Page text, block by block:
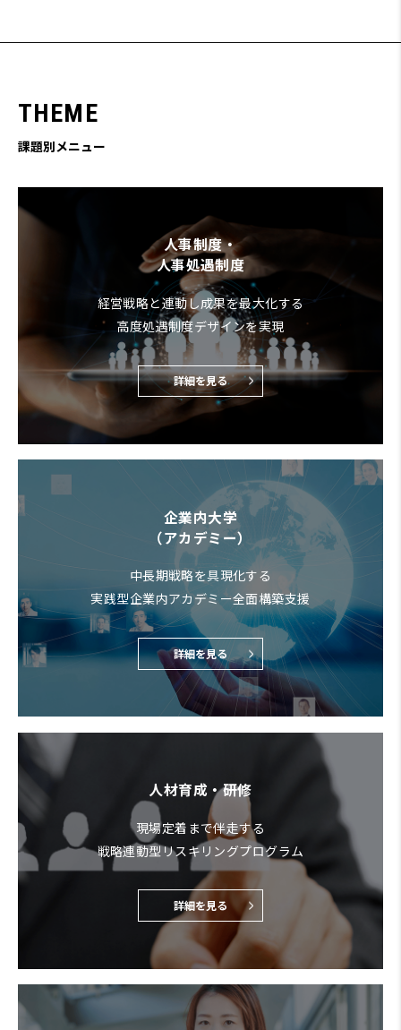
THEME
課題別メニュー
人事制度・
人事処遇制度
経営戦略と連動し成果を最大化する
高度処遇制度デザインを実現
詳細を見る
企業内大学
（アカデミー）
中長期戦略を具現化する
実践型企業内アカデミー全面構築支援
詳細を見る
人材育成・研修
現場定着まで伴走する
戦略連動型リスキリングプログラム
詳細を見る